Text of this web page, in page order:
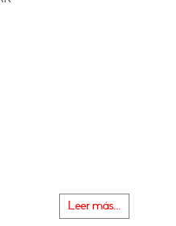
Leer más...